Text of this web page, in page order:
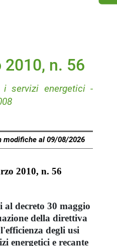
2010, n. 56
i servizi energetici -
modifiche al 09/08/2026
2010, n. 56
decreto 30 maggio
della direttiva
degli usi
energetici e recante